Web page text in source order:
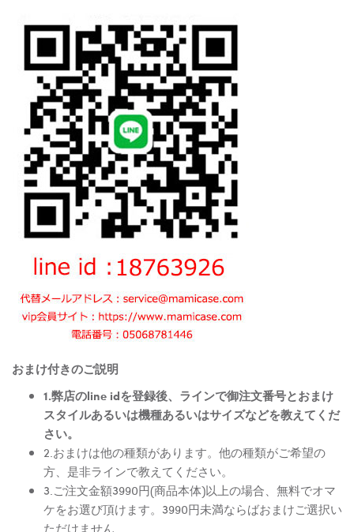
おまけ付きのご説明
1.弊店のline idを登録後、ラインで御注文番号とおまけ
スタイルあるいは機種あるいはサイズなどを教えてくだ
さい。
2.おまけは他の種類があります。他の種類がご希望の
方、是非ラインで教えてください。
3.ご注文金額3990円(商品本体)以上の場合、無料でオマ
ケをお選び頂けます。3990円未満ならばおまけご選択い
ただけません